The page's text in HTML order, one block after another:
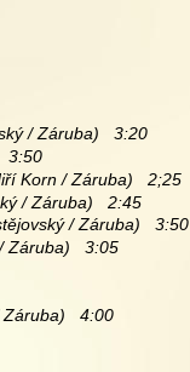
/ Záruba)   3:20
3:50
Korn /
Záruba)   2;25
/ Záruba)   2:45
/ Záruba)   3:50
Záruba)   3:05
Záruba)   4:00